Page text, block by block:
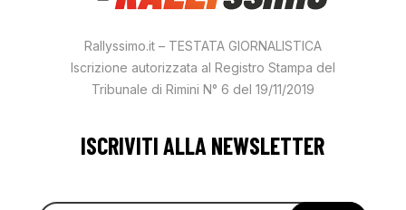
Rallyssimo.it – TESTATA GIORNALISTICA
Iscrizione autorizzata al Registro Stampa del
Tribunale di Rimini N° 6 del 19/11/2019
ISCRIVITI ALLA NEWSLETTER